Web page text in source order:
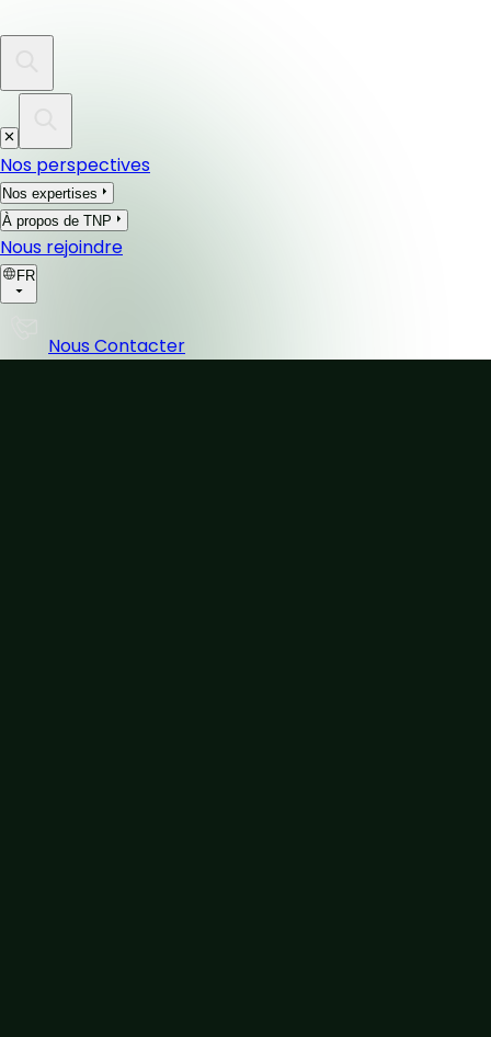
Nos perspectives
Nos expertises
À propos de TNP
Nous rejoindre
FR
Nous Contacter